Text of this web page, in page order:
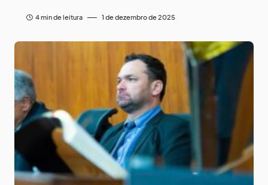
4 min de leitura 1 de dezembro de 2025